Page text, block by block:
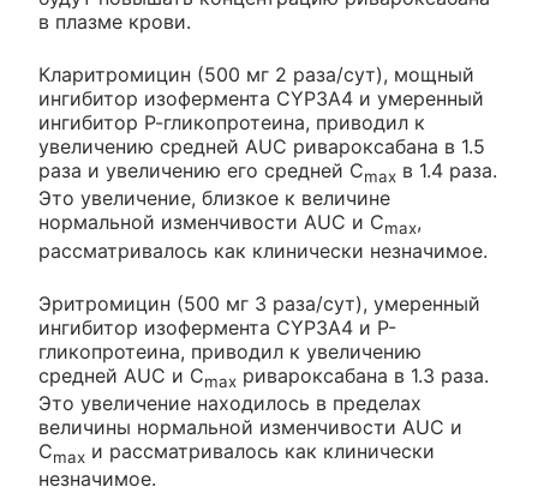
в плазме крови.
Кларитромицин (500 мг 2 раза/сут), мощный
ингибитор изофермента CYP3A4 и умеренный
ингибитор Р-гликопротеина, приводил к
увеличению средней AUC ривароксабана в 1.5
раза и увеличению его средней Cmax в 1.4 раза.
Это увеличение, близкое к величине
нормальной изменчивости AUC и Cmax,
рассматривалось как клинически незначимое.
Эритромицин (500 мг 3 раза/сут), умеренный
ингибитор изофермента CYP3A4 и Р-
гликопротеина, приводил к увеличению
средней AUC и Cmax ривароксабана в 1.3 раза.
Это увеличение находилось в пределах
величины нормальной изменчивости AUC и
Cmax и рассматривалось как клинически
незначимое.